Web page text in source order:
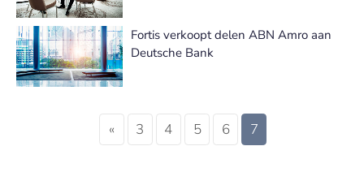
Fortis verkoopt delen ABN Amro aan
Deutsche Bank
« 3 4 5 6 7